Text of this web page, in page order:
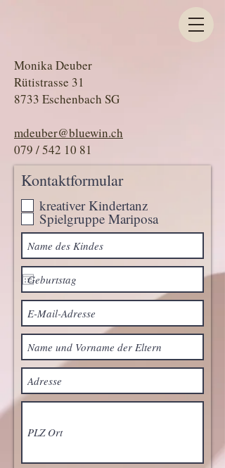
Monika Deuber
Rütistrasse 31
8733 Eschenbach SG
mdeuber@bluewin.ch
079 / 542 10 81
Kontaktformular
kreativer Kindertanz
Spielgruppe Mariposa